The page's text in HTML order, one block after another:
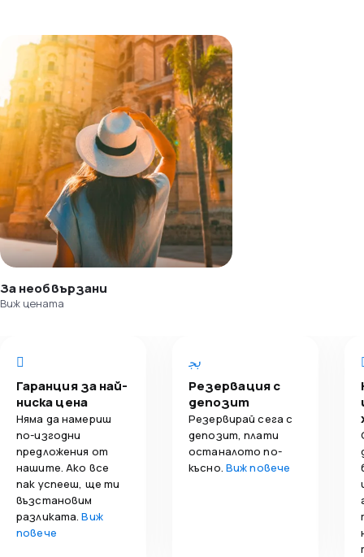
За необвързани
Виж цената
Гаранция за най-
ниска цена
Няма да намериш
по-изгодни
предложения от
нашите. Ако все
пак успееш, ще ти
възстановим
разликата.Виж
повече
Резервация с
депозит
Резервирай сега с
депозит, плати
останалото по-
късно. Виж повече